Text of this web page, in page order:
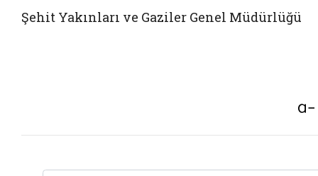
Şehit Yakınları ve Gaziler Genel Müdürlüğü